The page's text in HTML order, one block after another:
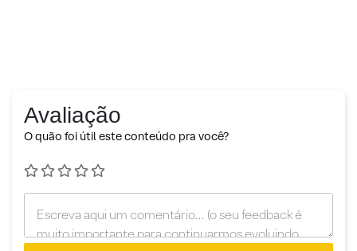
Avaliação
O quão foi útil este conteúdo pra você?